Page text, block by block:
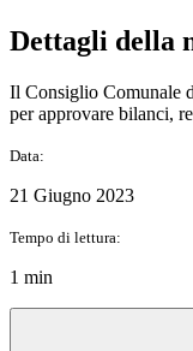
Dettagli della
Il Consiglio Comunale
per approvare bilanci,
Data:
21 Giugno 2023
Tempo di lettura:
1 min